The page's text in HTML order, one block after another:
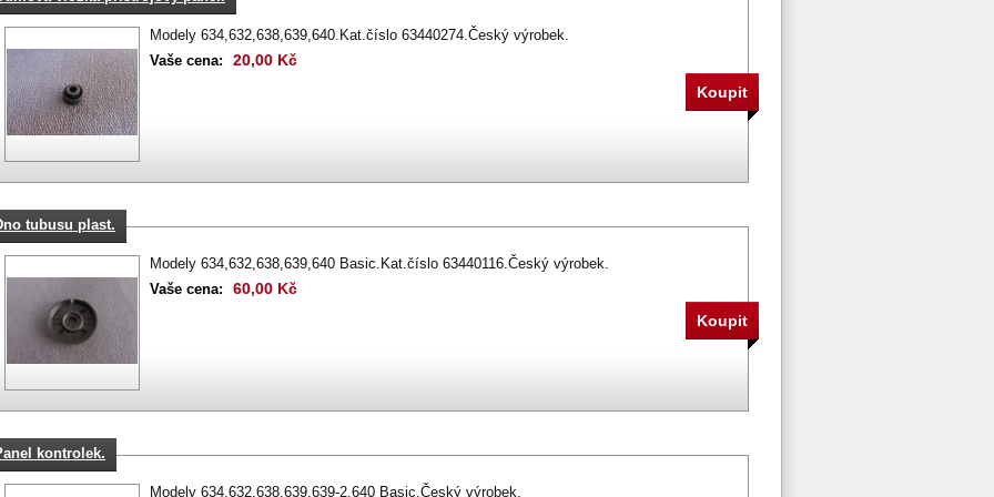
Modely 634,632,638,639,640.Kat.číslo 63440274.Český výrobek.
Vaše cena:
20,00 Kč
tubusu plast.
Modely 634,632,638,639,640 Basic.Kat.číslo 63440116.Český výrobek.
Vaše cena:
60,00 Kč
kontrolek.
Modely 634,632,638,639,639-2,640 Basic.Český výrobek.